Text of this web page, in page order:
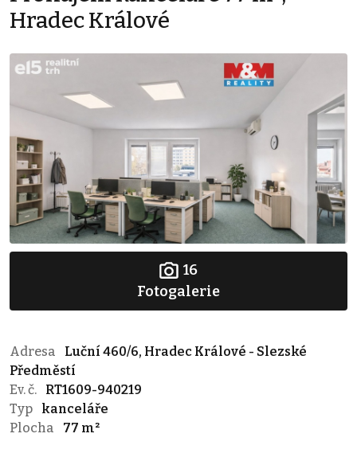
Hradec Králové
16
Fotogalerie
Adresa
Luční 460/6, Hradec Králové - Slezské
Předměstí
Ev. č.
RT1609-940219
Typ
kanceláře
Plocha
77 m²